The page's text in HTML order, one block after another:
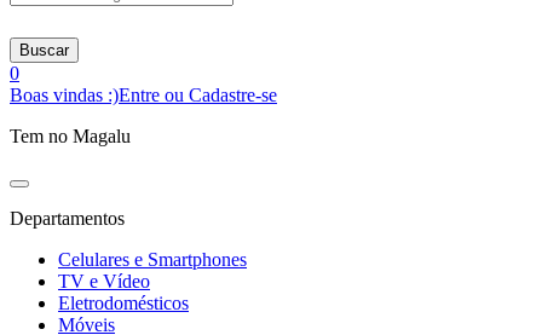
Buscar
0
Boas vindas :)Entre ou Cadastre-se
Tem no Magalu
Departamentos
Celulares e Smartphones
TV e Vídeo
Eletrodomésticos
Móveis